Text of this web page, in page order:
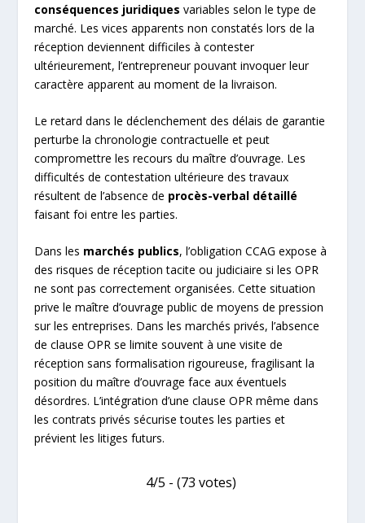
conséquences juridiques variables selon le type de
marché. Les vices apparents non constatés lors de la
réception deviennent difficiles à contester
ultérieurement, l’entrepreneur pouvant invoquer leur
caractère apparent au moment de la livraison.
Le retard dans le déclenchement des délais de garantie
perturbe la chronologie contractuelle et peut
compromettre les recours du maître d’ouvrage. Les
difficultés de contestation ultérieure des travaux
résultent de l’absence de procès-verbal détaillé
faisant foi entre les parties.
Dans les marchés publics, l’obligation CCAG expose à
des risques de réception tacite ou judiciaire si les OPR
ne sont pas correctement organisées. Cette situation
prive le maître d’ouvrage public de moyens de pression
sur les entreprises. Dans les marchés privés, l’absence
de clause OPR se limite souvent à une visite de
réception sans formalisation rigoureuse, fragilisant la
position du maître d’ouvrage face aux éventuels
désordres. L’intégration d’une clause OPR même dans
les contrats privés sécurise toutes les parties et
prévient les litiges futurs.
4/5 - (73 votes)